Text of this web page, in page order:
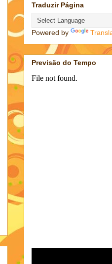
Traduzir Página
Powered by
Previsão do Tempo